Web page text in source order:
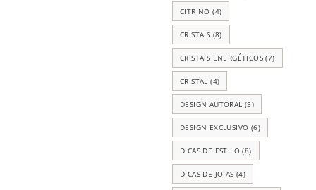
CITRINO (4)
CRISTAIS (8)
CRISTAIS ENERGÉTICOS (7)
CRISTAL (4)
DESIGN AUTORAL (5)
DESIGN EXCLUSIVO (6)
DICAS DE ESTILO (8)
DICAS DE JOIAS (4)